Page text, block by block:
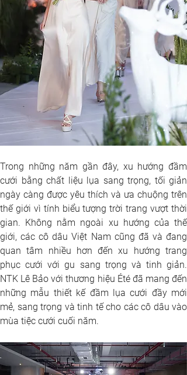
Trong những năm gần đây, xu hướng đầm
cưới bằng chất liệu lụa sang trọng, tối giản
ngày càng được yêu thích và ưa chuộng trên
thế giới vì tính biểu tượng trời trang vượt thời
gian. Không nằm ngoài xu hướng của thế
giới, các cô dâu Việt Nam cũng đã và đang
quan tâm nhiều hơn đến xu hướng trang
phục cưới với gu sang trọng và tinh giản.
NTK Lê Bảo với thương hiệu Été đã mang đến
những mẫu thiết kế đầm lụa cưới đầy mới
mẻ, sang trọng và tinh tế cho các cô dâu vào
mùa tiệc cưới cuối năm.